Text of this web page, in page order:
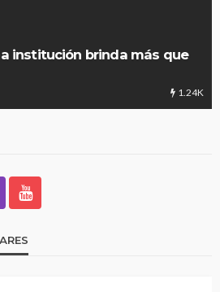
institución brinda más que
1.24K